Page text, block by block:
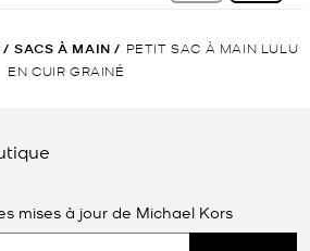
/ SACS À MAIN / PETIT SAC À MAIN LULU
EN CUIR GRAINÉ
mises à jour de Michael Kors